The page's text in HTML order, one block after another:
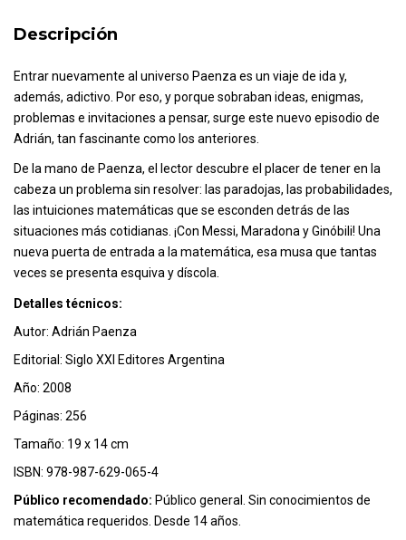
Descripción
Entrar nuevamente al universo Paenza es un viaje de ida y,
además, adictivo. Por eso, y porque sobraban ideas, enigmas,
problemas e invitaciones a pensar, surge este nuevo episodio de
Adrián, tan fascinante como los anteriores.
De la mano de Paenza, el lector descubre el placer de tener en la
cabeza un problema sin resolver: las paradojas, las probabilidades,
las intuiciones matemáticas que se esconden detrás de las
situaciones más cotidianas. ¡Con Messi, Maradona y Ginóbili! Una
nueva puerta de entrada a la matemática, esa musa que tantas
veces se presenta esquiva y díscola.
Detalles técnicos:
Autor: Adrián Paenza
Editorial: Siglo XXI Editores Argentina
Año: 2008
Páginas: 256
Tamaño: 19 x 14 cm
ISBN: 978-987-629-065-4
Público recomendado: Público general. Sin conocimientos de
matemática requeridos. Desde 14 años.